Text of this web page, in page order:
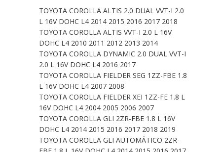
TOYOTA COROLLA ALTIS 2.0 DUAL VVT-I 2.0
L 16V DOHC L4 2014 2015 2016 2017 2018
TOYOTA COROLLA ALTIS VVT-I 2.0 L 16V
DOHC L4 2010 2011 2012 2013 2014
TOYOTA COROLLA DYNAMIC 2.0 DUAL VVT-I
2.0 L 16V DOHC L4 2016 2017
TOYOTA COROLLA FIELDER SEG 1ZZ-FBE 1.8
L 16V DOHC L4 2007 2008
TOYOTA COROLLA FIELDER XEI 1ZZ-FE 1.8 L
16V DOHC L4 2004 2005 2006 2007
TOYOTA COROLLA GLI 2ZR-FBE 1.8 L 16V
DOHC L4 2014 2015 2016 2017 2018 2019
TOYOTA COROLLA GLI AUTOMÁTICO 2ZR-